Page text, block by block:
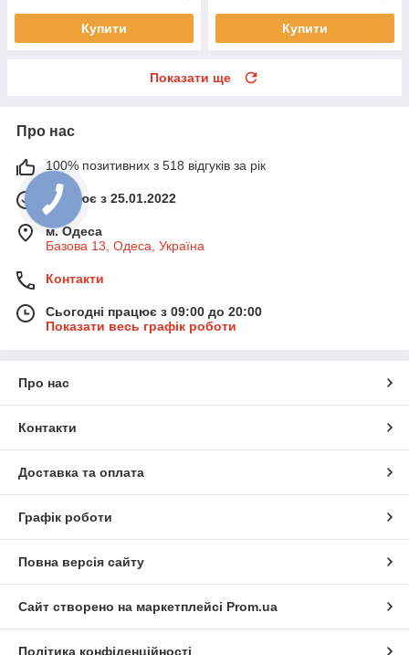
Купити Купити
Показати ще
Про нас
100% позитивних з 518 відгуків за рік
Працює з 25.01.2022
м. Одеса
Базова 13, Одеса, Україна
Контакти
Сьогодні працює з 09:00 до 20:00
Показати весь графік роботи
Про нас
Контакти
Доставка та оплата
Графік роботи
Повна версія сайту
Сайт створено на маркетплейсі Prom.ua
Політика конфіденційності